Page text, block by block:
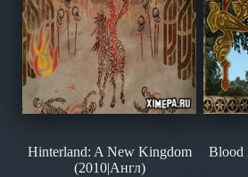
Hinterland: A New Kingdom
(2010|Англ)
Blood